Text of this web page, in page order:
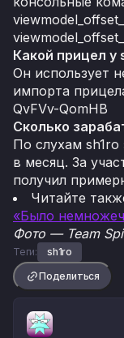
Какой прицел у
Он использует
импорта
QvFVv-QomHB
Сколько
По слухам sh1ro
в месяц. За
получил
Читайте
«Было
Фото — Team
Теги:
sh1ro
Поделиться